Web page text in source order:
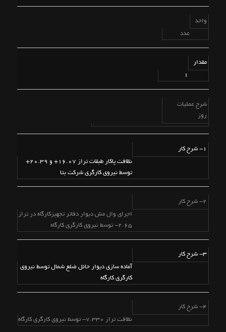
واحد
عدد
مقدار
1
شرح عملیات
روز
1- شرح کار
نظافت پاکار طبقات تراز 16.07+ و 20.39+
توسط نیروی کارگری شرکت بتا
2- شرح کار
اجرای وال مش دیوار دفاتر تجهیزکارگاه در تراز
2.65- توسط نیروی کارگری کارگاه
3- شرح کار
آماده سازی دیوار حائل ضلع شمال توسط نیروی
کارگری کارگاه
4- شرح کار
نظافت تراز 7.330- توسط نیروی کارگری کارگاه